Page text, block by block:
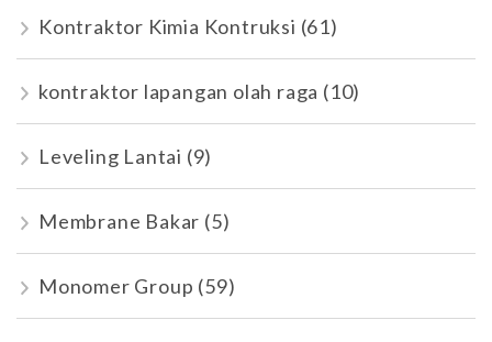
Kontraktor Kimia Kontruksi (61)
kontraktor lapangan olah raga (10)
Leveling Lantai (9)
Membrane Bakar (5)
Monomer Group (59)